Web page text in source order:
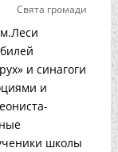
Свята громади
и синагоги
и
школы